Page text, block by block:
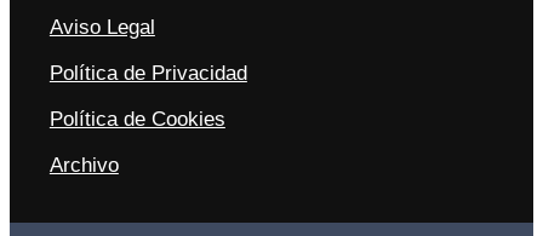
Aviso Legal
Política de Privacidad
Política de Cookies
Archivo